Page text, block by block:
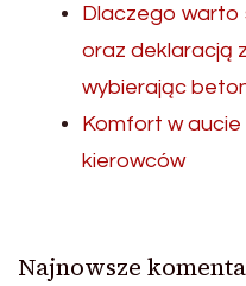
Dlaczego warto
oraz deklaracją
wybierając
Komfort w
kierowców
Najnowsze